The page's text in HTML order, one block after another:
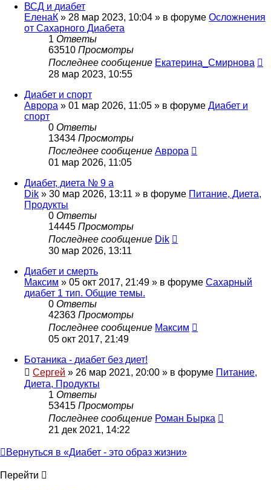
ВСД и диабет
ЕленаК » 28 мар 2023, 10:04 » в форуме Осложнения
от Сахарного Диабета
1 Ответы
63510 Просмотры
Последнее сообщение Екатерина_Смирнова
28 мар 2023, 10:55
Диабет и спорт
Аврора » 01 мар 2026, 11:05 » в форуме Диабет и
спорт
0 Ответы
13434 Просмотры
Последнее сообщение Аврора
01 мар 2026, 11:05
Диабет, диета № 9 а
Dik » 30 мар 2026, 13:11 » в форуме Питание, Диета,
Продукты
0 Ответы
14445 Просмотры
Последнее сообщение Dik
30 мар 2026, 13:11
Диабет и смерть
Максим » 05 окт 2017, 21:49 » в форуме Сахарный
диабет 1 тип. Общие темы.
0 Ответы
42363 Просмотры
Последнее сообщение Максим
05 окт 2017, 21:49
Ботаника - диабет без диет!
Сергей » 26 мар 2021, 20:00 » в форуме Питание,
Диета, Продукты
1 Ответы
53415 Просмотры
Последнее сообщение Роман Бырка
21 дек 2021, 14:22
Вернуться в «Диабет - это образ жизни»
Перейти